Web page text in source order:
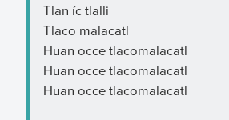
Tlan íc tlalli
Tlaco malacatl
Huan occe tlacomalacatl
Huan occe tlacomalacatl
Huan occe tlacomalacatl